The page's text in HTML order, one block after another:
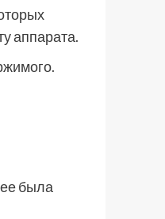
аппарата.
была